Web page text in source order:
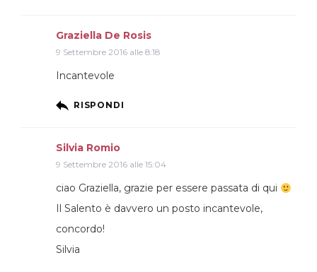
Graziella De Rosis
9 Settembre 2016 alle 8:18
Incantevole
RISPONDI
Silvia Romio
9 Settembre 2016 alle 15:04
ciao Graziella, grazie per essere passata di qui
Il Salento è davvero un posto incantevole,
concordo!
Silvia